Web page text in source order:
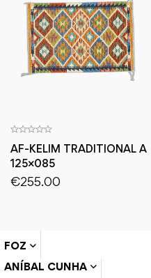
AF-KELIM TRADITIONAL A
125×085
€255.00
FOZ
ANÍBAL CUNHA